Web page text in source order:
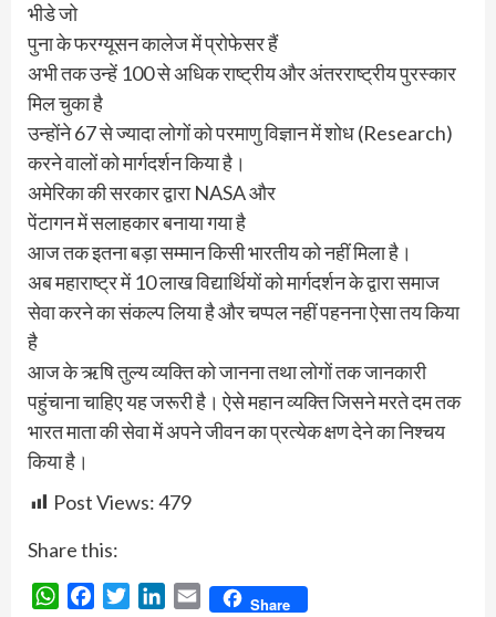
भीडे जो
पुना के फरग्यूसन कालेज में प्रोफेसर हैं
अभी तक उन्हें 100 से अधिक राष्ट्रीय और अंतरराष्ट्रीय पुरस्कार
मिल चुका है
उन्होंने 67 से ज्यादा लोगों को परमाणु विज्ञान में शोध (Research)
करने वालों को मार्गदर्शन किया है।
अमेरिका की सरकार द्वारा NASA और
पेंटागन में सलाहकार बनाया गया है
आज तक इतना बड़ा सम्मान किसी भारतीय को नहीं मिला है।
अब महाराष्ट्र में 10 लाख विद्यार्थियों को मार्गदर्शन के द्वारा समाज
सेवा करने का संकल्प लिया है और चप्पल नहीं पहनना ऐसा तय किया
है
आज के ऋषि तुल्य व्यक्ति को जानना तथा लोगों तक जानकारी
पहुंचाना चाहिए यह जरूरी है। ऐसे महान व्यक्ति जिसने मरते दम तक
भारत माता की सेवा में अपने जीवन का प्रत्येक क्षण देने का निश्चय
किया है।
Post Views:479
Share this:
WhatsAppFacebookTwitterLinkedIn
Email Share